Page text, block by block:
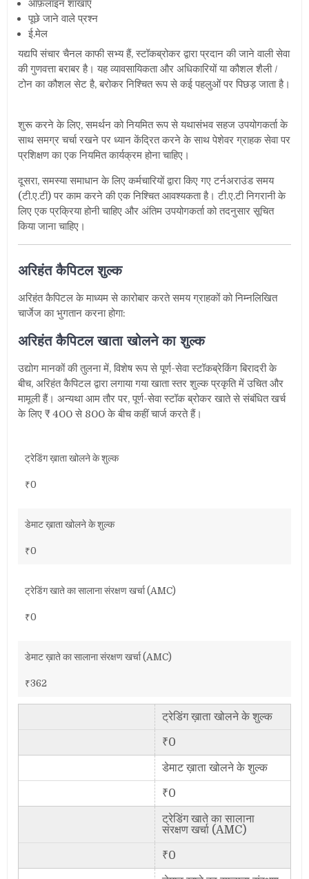
ऑफ़लाइन शाखाएँ
पूछे जाने वाले प्रश्न
ई.मेल
यद्यपि संचार चैनल काफी सभ्य हैं,स्टॉकब्रोकर द्वारा प्रदान की जाने वाली सेवा
की गुणवत्ता बराबर है। यह व्यावसायिकता और अधिकारियों या कौशल शैली /
टोन का कौशल सेट है,बरोकर निश्चित रूप से कई पहलुओं पर पिछड़ जाता है।
शुरू करने के लिए,समर्थन को नियमित रूप से यथासंभव सहज उपयोगकर्ता के
साथ समग्र चर्चा रखने पर ध्यान केंद्रित करने के साथ पेशेवर ग्राहक सेवा पर
प्रशिक्षण का एक नियमित कार्यक्रम होना चाहिए।
दूसरा, समस्या समाधान के लिए कर्मचारियों द्वारा किए गए टर्नअराउंड समय
(टी.ए.टी) पर काम करने की एक निश्चित आवश्यकता है। टी.ए.टी निगरानी के
लिए एक प्रक्रिया होनी चाहिए और अंतिम उपयोगकर्ता को तदनुसार सूचित
किया जाना चाहिए।
अरिहंत कैपिटल शुल्क
अरिहंत कैपिटल के माध्यम से कारोबार करते समय ग्राहकों को निम्नलिखित
चार्जेज का भुगतान करना होगा:
अरिहंत कैपिटल खाता खोलने का शुल्क
उद्योग मानकों की तुलना में,विशेष रूप से पूर्ण-सेवा स्टॉकब्रेकिंग बिरादरी के
बीच,अरिहंत कैपिटल द्वारा लगाया गया खाता स्तर शुल्क प्रकृति में उचित और
मामूली हैं। अन्यथा आम तौर पर,पूर्ण-सेवा स्टॉक ब्रोकर खाते से संबंधित खर्च
के लिए₹ 400से800के बीच कहीं चार्ज करते हैं।
ट्रेडिंग ख़ाता खोलने के शुल्क
₹0
डेमाट ख़ाता खोलने के शुल्क
₹0
ट्रेडिंग खाते का सालाना संरक्षण खर्चा (AMC)
₹0
डेमाट ख़ाते का सालाना संरक्षण खर्चा (AMC)
₹362
ट्रेडिंग ख़ाता खोलने के शुल्क
₹0
डेमाट ख़ाता खोलने के शुल्क
₹0
ट्रेडिंग खाते का सालाना
संरक्षण खर्चा (AMC)
₹0